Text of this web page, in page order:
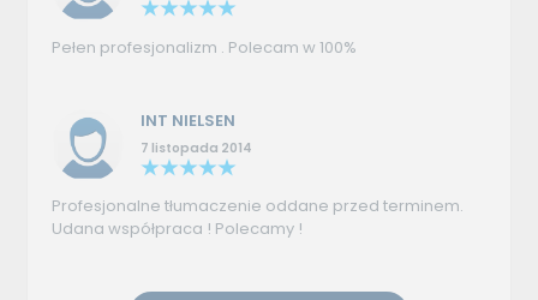
Pełen profesjonalizm . Polecam w 100%
INT NIELSEN
7 listopada 2014
Profesjonalne tłumaczenie oddane przed terminem.
Udana współpraca ! Polecamy !